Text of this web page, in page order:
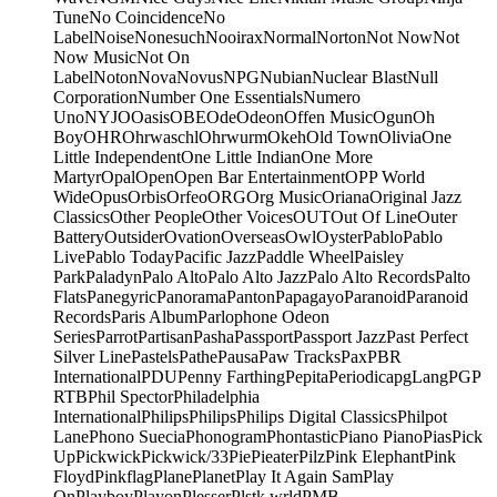
TuneNo CoincidenceNo
LabelNoiseNonesuchNooiraxNormalNortonNot NowNot
Now MusicNot On
LabelNotonNovaNovusNPGNubianNuclear BlastNull
CorporationNumber One EssentialsNumero
UnoNYJOOasisOBEOdeOdeonOffen MusicOgunOh
BoyOHROhrwaschlOhrwurmOkehOld TownOliviaOne
Little IndependentOne Little IndianOne More
MartyrOpalOpenOpen Bar EntertainmentOPP World
WideOpusOrbisOrfeoORGOrg MusicOrianaOriginal Jazz
ClassicsOther PeopleOther VoicesOUTOut Of LineOuter
BatteryOutsiderOvationOverseasOwlOysterPabloPablo
LivePablo TodayPacific JazzPaddle WheelPaisley
ParkPaladynPalo AltoPalo Alto JazzPalo Alto RecordsPalto
FlatsPanegyricPanoramaPantonPapagayoParanoidParanoid
RecordsParis AlbumParlophone Odeon
SeriesParrotPartisanPashaPassportPassport JazzPast Perfect
Silver LinePastelsPathePausaPaw TracksPaxPBR
InternationalPDUPenny FarthingPepitaPeriodicapgLangPGP
RTBPhil SpectorPhiladelphia
InternationalPhilipsPhilipsPhilips Digital ClassicsPhilpot
LanePhono SueciaPhonogramPhontasticPiano PianoPiasPick
UpPickwickPickwick/33PiePieaterPilzPink ElephantPink
FloydPinkflagPlanePlanetPlay It Again SamPlay